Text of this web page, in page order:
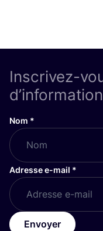
Inscrivez-
Nom *
Adresse e-mail *
Envoyer